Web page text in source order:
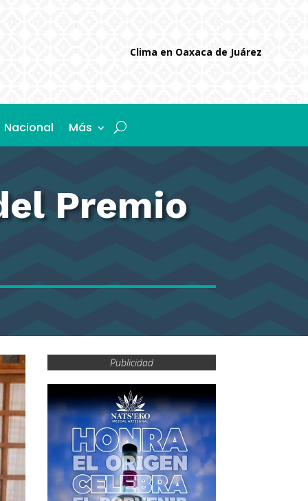
Clima en Oaxaca de Juárez
Nacional Más
Premio
Publicidad